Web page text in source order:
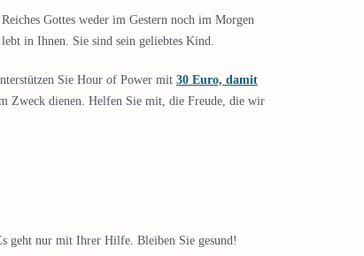
Gottes weder im Gestern noch im Morgen
in Ihnen. Sie sind sein geliebtes Kind.
Sie Hour of Power mit 30 Euro, damit
Zweck dienen. Helfen Sie mit, die Freude, die wir
geht nur mit Ihrer Hilfe. Bleiben Sie gesund!